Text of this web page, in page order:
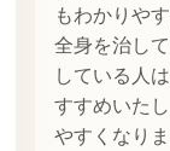
もわかりや
全身を治し
している人
すすめいた
やすくなり